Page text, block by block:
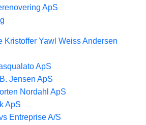
ApS
Kristoffer Yawl Weiss Andersen
ApS
Jensen ApS
Nordahl ApS
ApS
Entreprise A/S